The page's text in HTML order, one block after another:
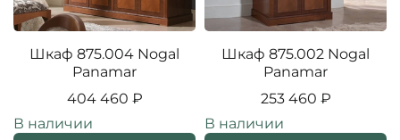
Шкаф 875.004 Nogal
Panamar
404 460 ₽
В наличии
Шкаф 875.002 Nogal
Panamar
253 460 ₽
В наличии